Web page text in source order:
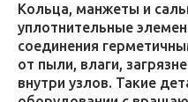
Кольца, манжеты и
уплотнительные
соединения
от пыли, влаги,
внутри узлов. Такие